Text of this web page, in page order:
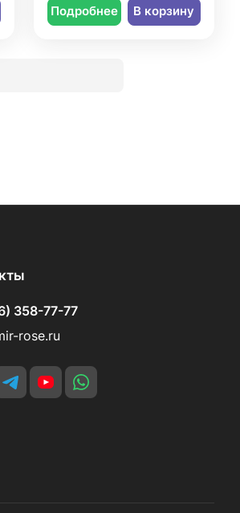
Подробнее В корзину
358-77-77
rose.ru